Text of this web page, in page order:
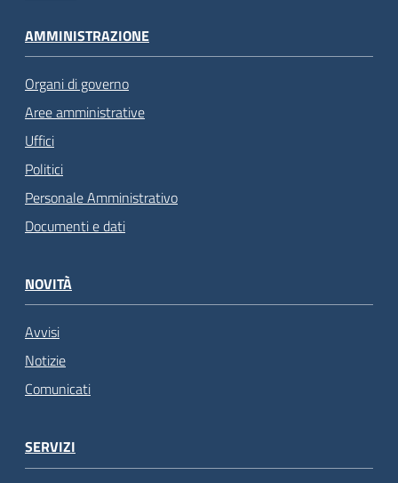
AMMINISTRAZIONE
Organi di governo
Aree amministrative
Uffici
Politici
Personale Amministrativo
Documenti e dati
NOVITÀ
Avvisi
Notizie
Comunicati
SERVIZI